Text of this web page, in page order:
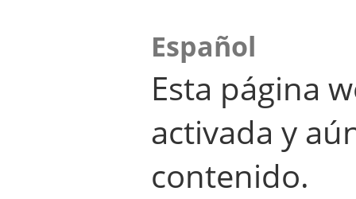
Español
Esta página
activada y
contenido.